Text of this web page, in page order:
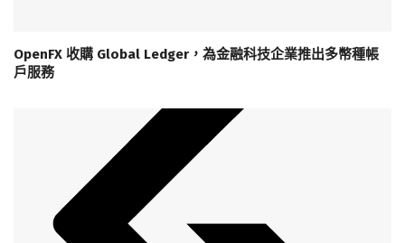
OpenFX 收購 Global Ledger，為金融科技企業推出多幣種帳
戶服務